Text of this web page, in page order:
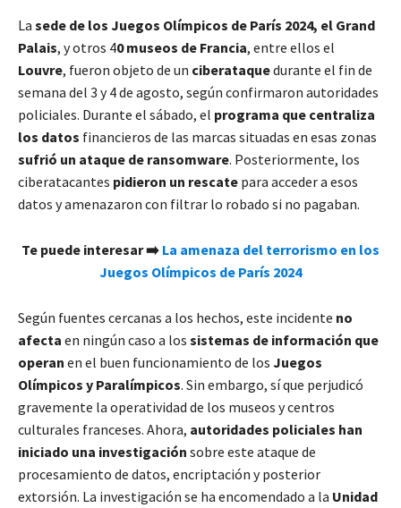
La sede de los Juegos Olímpicos de París 2024, el Grand
Palais, y otros 40 museos de Francia, entre ellos el
Louvre, fueron objeto de un ciberataquedurante el fin de
semana del 3 y 4 de agosto, según confirmaron autoridades
policiales. Durante el sábado, el programa que centraliza
los datos financieros de las marcas situadas en esas zonas
sufrió un ataque de ransomware. Posteriormente, los
ciberatacantes pidieron un rescate para acceder a esos
datos y amenazaron con filtrar lo robado si no pagaban.
Te puede interesar ➡️ La amenaza del terrorismo en los
Juegos Olímpicos de París 2024
Según fuentes cercanas a los hechos, este incidente no
afecta en ningún caso a los sistemas de información que
operan en el buen funcionamiento de los Juegos
Olímpicos y Paralímpicos. Sin embargo, sí que perjudicó
gravemente la operatividad de los museos y centros
culturales franceses. Ahora, autoridades policiales han
iniciado una investigación sobre este ataque de
procesamiento de datos, encriptación y posterior
extorsión. La investigación se ha encomendado a la Unidad